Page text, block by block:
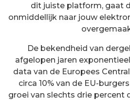
dit juiste platform, gaat
onmiddellijk naar jouw
De bekendheid van
afgelopen jaren
data van de Europees
circa 10% van de EU-
groei van slechts drie percent